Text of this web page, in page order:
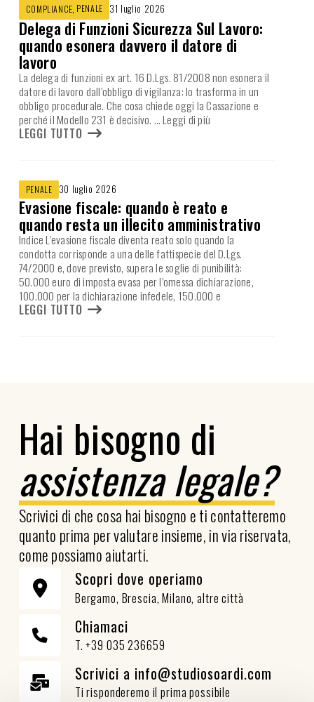
COMPLIANCE, PENALE 31 luglio 2026
Delega di Funzioni Sicurezza Sul Lavoro:
quando esonera davvero il datore di
lavoro
La delega di funzioni ex art. 16 D.Lgs. 81/2008 non esonera il
datore di lavoro dall’obbligo di vigilanza: lo trasforma in un
obbligo procedurale. Che cosa chiede oggi la Cassazione e
perché il Modello 231 è decisivo. … Leggi di più
LEGGI TUTTO
PENALE 30 luglio 2026
Evasione fiscale: quando è reato e
quando resta un illecito amministrativo
Indice L’evasione fiscale diventa reato solo quando la
condotta corrisponde a una delle fattispecie del D.Lgs.
74/2000 e, dove previsto, supera le soglie di punibilità:
50.000 euro di imposta evasa per l’omessa dichiarazione,
100.000 per la dichiarazione infedele, 150.000 e
LEGGI TUTTO
Hai bisogno di
assistenza legale?
Scrivici di che cosa hai bisogno e ti contatteremo
quanto prima per valutare insieme, in via riservata,
come possiamo aiutarti.
Scopri dove operiamo
Bergamo, Brescia, Milano, altre città
Chiamaci
T. +39 035 236659
Scrivici a info@studiosoardi.com
Ti risponderemo il prima possibile